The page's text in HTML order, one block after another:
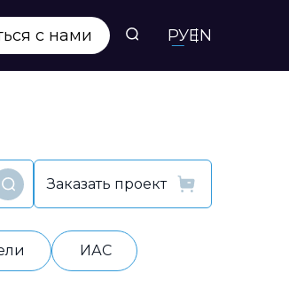
с нами РУEN
НайтиЗаказать проект
ИАС